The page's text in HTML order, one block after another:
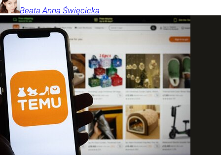
Beata Anna Święcicka